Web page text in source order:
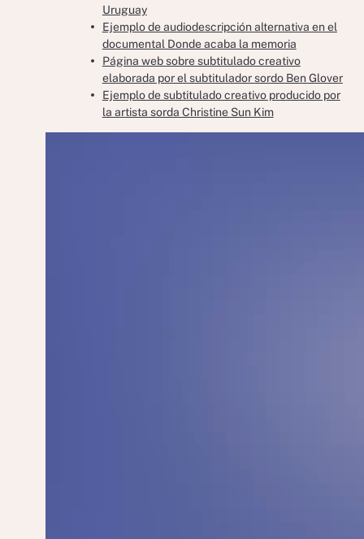
Uruguay
Ejemplo de audiodescripción alternativa en el
documental Donde acaba la memoria
Página web sobre subtitulado creativo
elaborada por el subtitulador sordo Ben Glover
Ejemplo de subtitulado creativo producido por
la artista sorda Christine Sun Kim